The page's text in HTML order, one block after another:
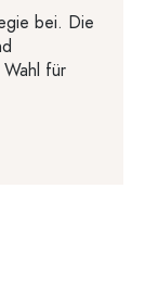
bei. Die
für